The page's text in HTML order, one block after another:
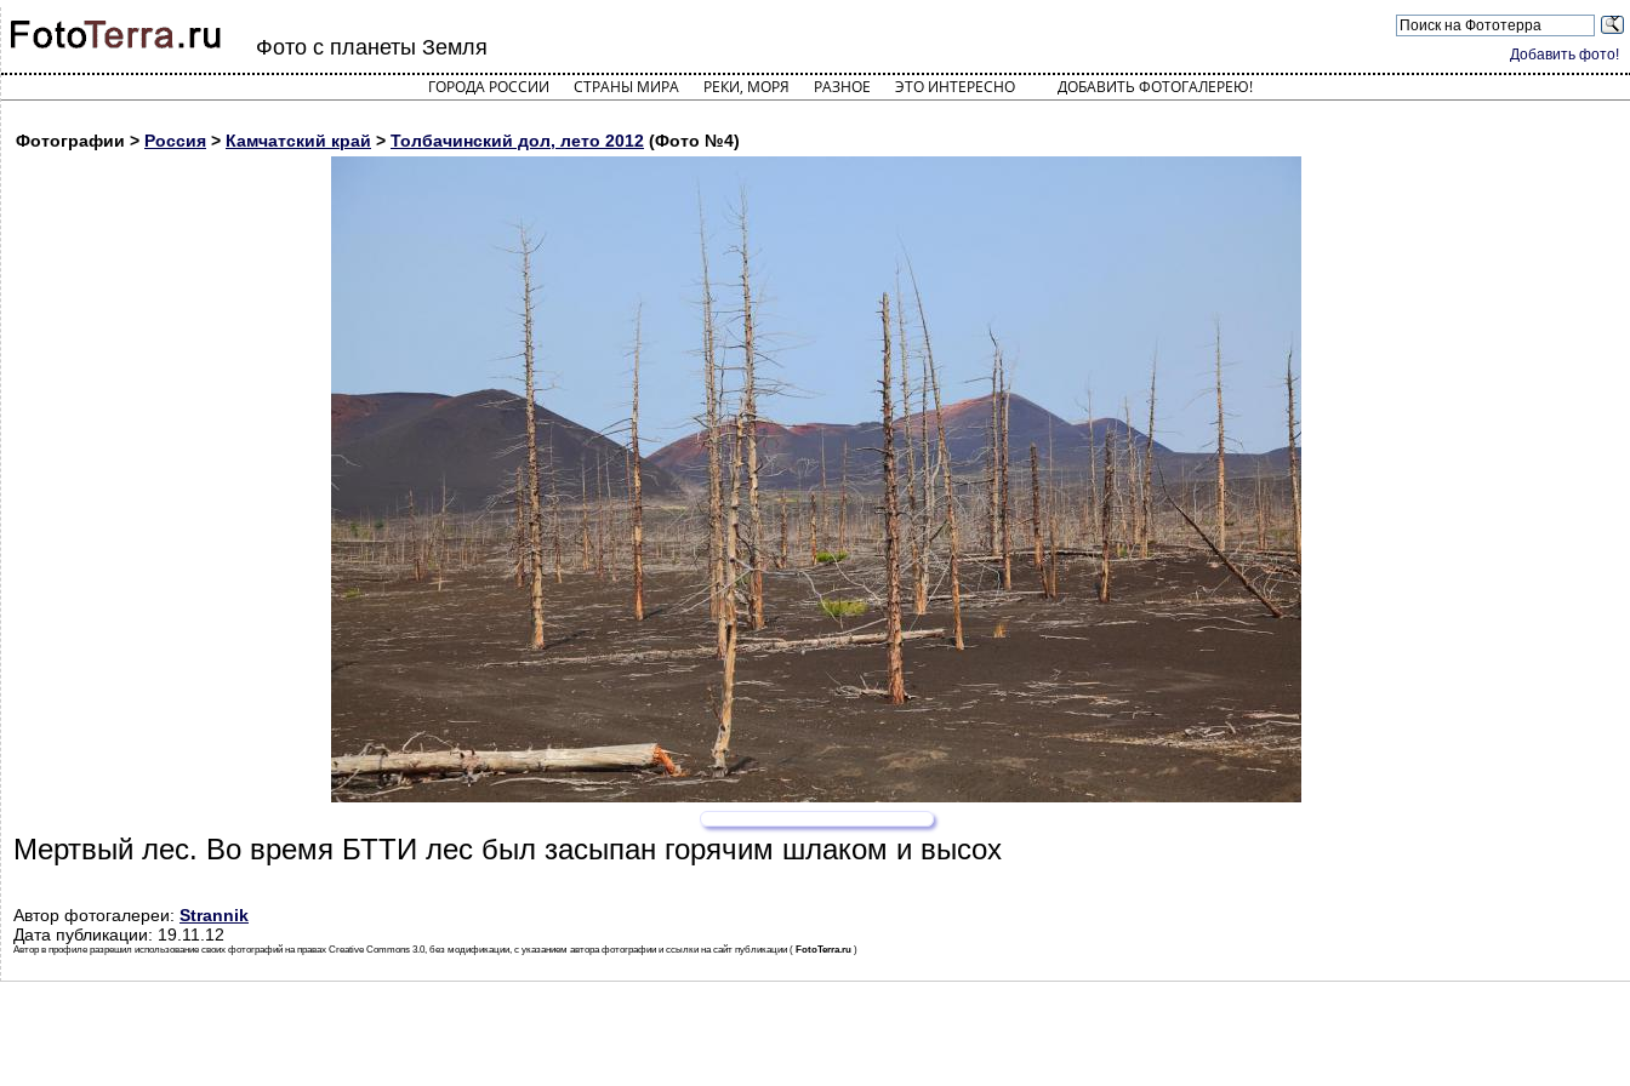
Добавить фото!
Фото с планеты Земля
ГОРОДА РОССИИ СТРАНЫ МИРА РЕКИ, МОРЯ РАЗНОЕ ЭТО ИНТЕРЕСНО ДОБАВИТЬ ФОТОГАЛЕРЕЮ!
Фотографии > Россия > Камчатский край > Толбачинский дол, лето 2012 (Фото №4)
Мертвый лес. Во время БТТИ лес был засыпан горячим шлаком и высох
Автор фотогалереи: Strannik
Дата публикации: 19.11.12
Автор в профиле разрешил использование своих фотографий на правах Creative Commons 3.0, без модификации, с указанием автора фотографии и ссылки на сайт публикации ( FotoTerra.ru )